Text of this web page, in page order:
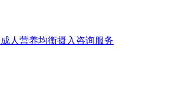
成人营养均衡摄入咨询服务